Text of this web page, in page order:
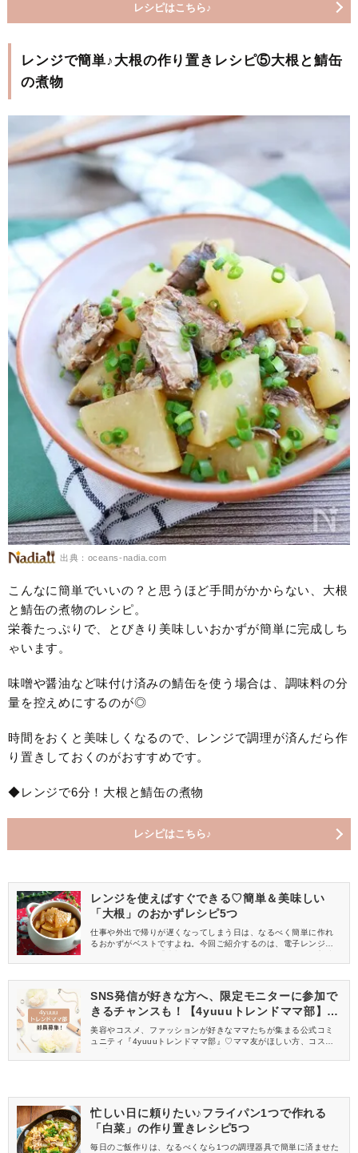
レシピはこちら♪
レンジで簡単♪大根の作り置きレシピ⑤大根と鯖缶
の煮物
出典：oceans-nadia.com
こんなに簡単でいいの？と思うほど手間がかからない、大根
と鯖缶の煮物のレシピ。
栄養たっぷりで、とびきり美味しいおかずが簡単に完成しち
ゃいます。
味噌や醤油など味付け済みの鯖缶を使う場合は、調味料の分
量を控えめにするのが◎
時間をおくと美味しくなるので、レンジで調理が済んだら作
り置きしておくのがおすすめです。
◆レンジで6分！大根と鯖缶の煮物
レシピはこちら♪
レンジを使えばすぐできる♡簡単＆美味しい
「大根」のおかずレシピ5つ
仕事や外出で帰りが遅くなってしまう日は、なるべく簡単に作れ
るおかずがベストですよね。今回ご紹介するのは、電子レンジを
しく作れるので、ぜひ活用してみてくださいね。
SNS発信が好きな方へ、限定モニターに参加で
きるチャンスも！【4yuuuトレンドママ部】部
員募集中
美容やコスメ、ファッションが好きなママたちが集まる公式コミ
ュニティ『4yuuuトレンドママ部』♡ママ友がほしい方、コスメサ
信してくれる方を募集しています！
忙しい日に頼りたい♪フライパン1つで作れる
「白菜」の作り置きレシピ5つ
毎日のご飯作りは、なるべくなら1つの調理器具で簡単に済ませた